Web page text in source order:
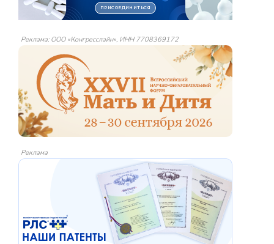
Реклама: ООО «Конгресслайн», ИНН 7708369172
Реклама